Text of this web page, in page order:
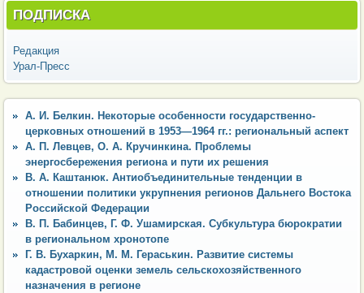
ПОДПИСКА
Редакция
Урал-Пресс
А. И. Белкин. Некоторые особенности государственно-
церковных отношений в 1953—1964 гг.: региональный аспект
А. П. Левцев, О. А. Кручинкина. Проблемы
энергосбережения региона и пути их решения
В. А. Каштанюк. Антиобъединительные тенденции в
отношении политики укрупнения регионов Дальнего Востока
Российской Федерации
В. П. Бабинцев, Г. Ф. Ушамирская. Субкультура бюрократии
в региональном хронотопе
Г. В. Бухаркин, М. М. Гераськин. Развитие системы
кадастровой оценки земель сельскохозяйственного
назначения в регионе